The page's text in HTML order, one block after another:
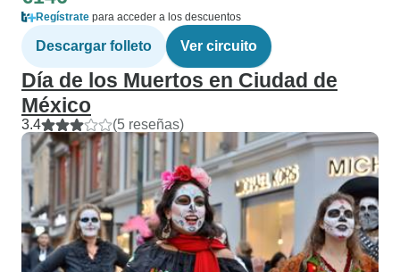
Regístrate para acceder a los descuentos
Descargar folleto Ver circuito
Día de los Muertos en Ciudad de
México
3.4 (5 reseñas)